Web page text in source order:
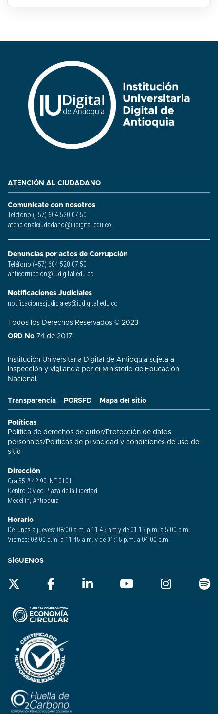
Transparencia PQRSFD Mapa del sitio
Políticas
Política de derechos de autor/ Protección de datos
personales/ Políticas de privacidad y condiciones de uso del
sitio​
Dirección
Cra 55 # 42 90 INT 0101
Centro Cívico Plaza de la Libertad
Medellín, Antioquia
Horario
De lunes a jueves: 08:00 a.m. a 11:45 am y de 01:15 p.m. a 5:00 p.m.
Viernes: 08:00 a.m. a 11:45 a.m. y de 01:15 p.m. a 04:00 p.m.
ATENCIÓN AL CIUDADANO
Comunícate con nosotros
Teléfono:(+57) 604 520 07 50
atencionalciudadano@iudigital.edu.co
Denuncias por actos de Corrupción
Teléfono:(+57) 604 520 07 50
anticorrupcion@iudigital.edu.co
Notificaciones Judiciales
notificacionesjudiciales@iudigital.edu.co
Todos los Derechos Reservados © 2023
ORD No 74 de 2017.
Institución Universitaria Digital de Antioquia sujeta a
inspección y vigilancia por el Ministerio de Educación
Nacional.
SÍGUENOS